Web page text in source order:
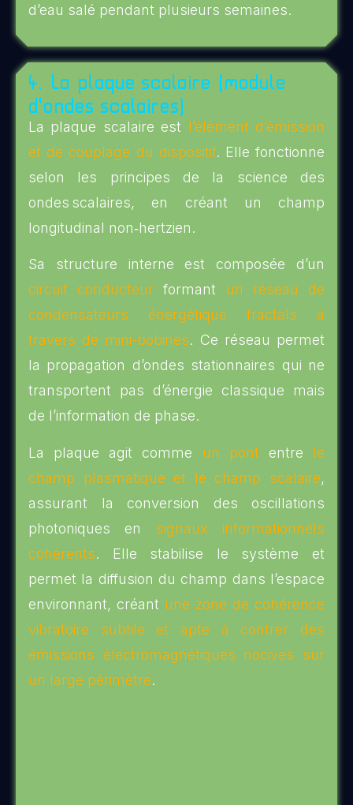
d’eau salé pendant plusieurs semaines.
4. La plaque scalaire (module
d’ondes scalaires)
La plaque scalaire est l’élément d’émission
et de couplage du dispositif. Elle fonctionne
selon les principes de la science des
ondes scalaires, en créant un champ
longitudinal non‑hertzien.
Sa structure interne est composée d’un
circuit conducteur formant
un réseau de
condensateurs énergétique fractals à
travers de mini-bobines. Ce réseau permet
la propagation d’ondes stationnaires qui ne
transportent pas d’énergie classique mais
de l’information de phase.
La plaque agit comme un pont entre le
champ plasmatique et le champ scalaire,
assurant la conversion des oscillations
photoniques en signaux informationnels
cohérents. Elle stabilise le système et
permet la diffusion du champ dans l’espace
environnant, créant une zone de cohérence
vibratoire subtile et apte à contrer des
émissions électromagnétiques nocives sur
un large périmètre.